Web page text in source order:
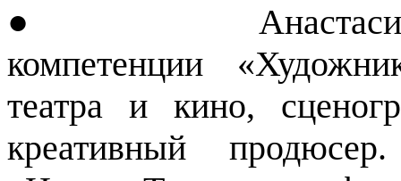
● Анастасия
компетенции
театра и кино,
креативный